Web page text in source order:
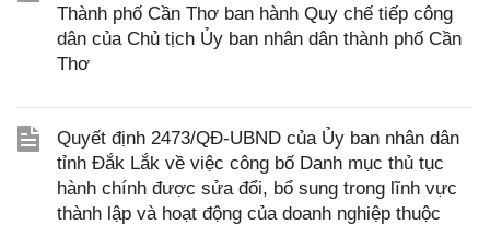
Thành phố Cần Thơ ban hành Quy chế tiếp công
dân của Chủ tịch Ủy ban nhân dân thành phố Cần
Thơ
Quyết định 2473/QĐ-UBND của Ủy ban nhân dân
tỉnh Đắk Lắk về việc công bố Danh mục thủ tục
hành chính được sửa đổi, bổ sung trong lĩnh vực
thành lập và hoạt động của doanh nghiệp thuộc